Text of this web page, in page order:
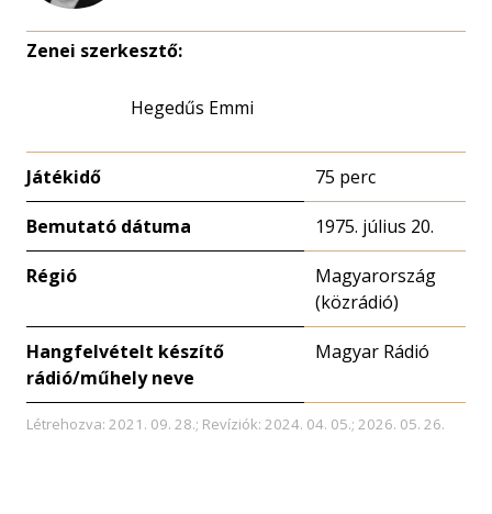
Zenei szerkesztő:
Hegedűs Emmi
Játékidő 75 perc
Bemutató dátuma 1975. július 20.
Régió
Magyarország
(közrádió)
Hangfelvételt készítő
rádió/műhely neve
Magyar Rádió
Létrehozva: 2021. 09. 28.; Revíziók: 2024. 04. 05.; 2026. 05. 26.